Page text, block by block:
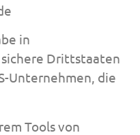
in
Drittstaaten
Unternehmen, die
Tools von